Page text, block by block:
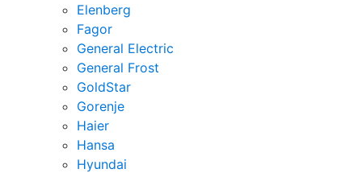
Elenberg
Fagor
General Electric
General Frost
GoldStar
Gorenje
Haier
Hansa
Hyundai